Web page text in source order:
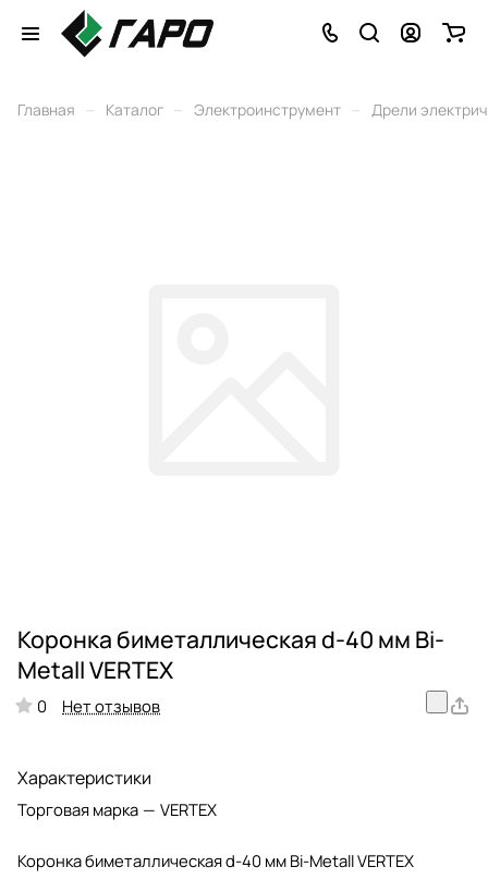
Главная – Каталог – Электроинструмент – Дрели
Коронка биметаллическая d-40 мм Bi-
Metall VERTEX
0 Нет отзывов
Характеристики
Торговая марка — VERTEX
Коронка биметаллическая d-40 мм Bi-Metall VERTEX